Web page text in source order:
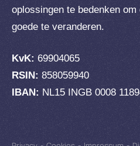
oplossingen te bedenken
goede te veranderen.
KvK: 69904065
RSIN: 858059940
IBAN: NL15 INGB 0008